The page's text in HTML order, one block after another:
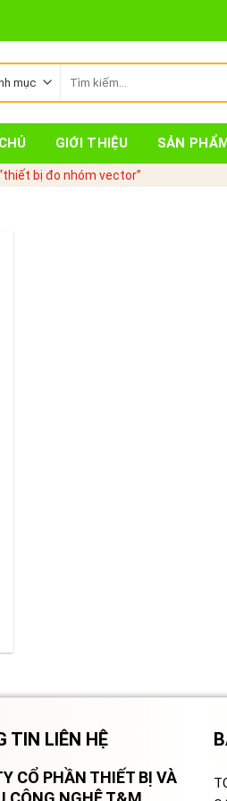
kiếm:
GIỚI THIỆU SẢN
bị đo nhóm vector”
TIN LIÊN HỆ
CỔ PHẦN THIẾT BỊ VÀ